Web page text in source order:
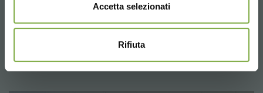
Accetta selezionati
Rifiuta